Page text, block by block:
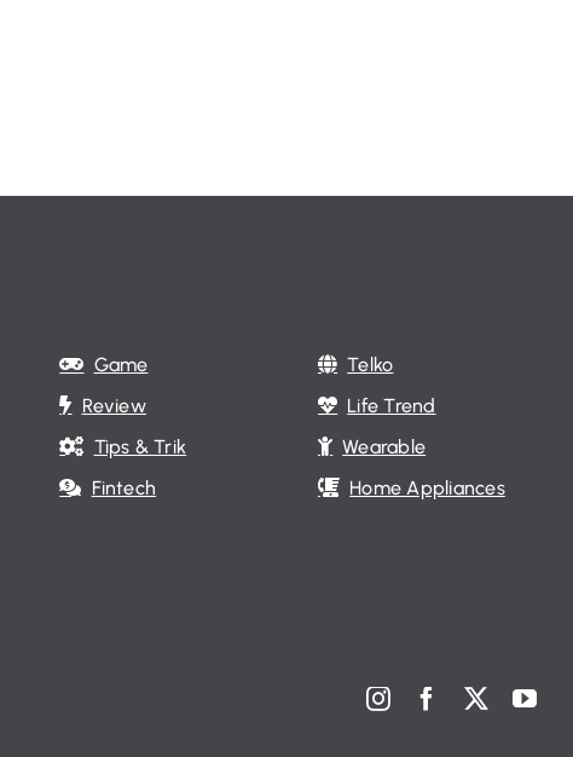
Game
Review
Tips & Trik
Fintech
Telko
Life Trend
Wearable
Home Appliances